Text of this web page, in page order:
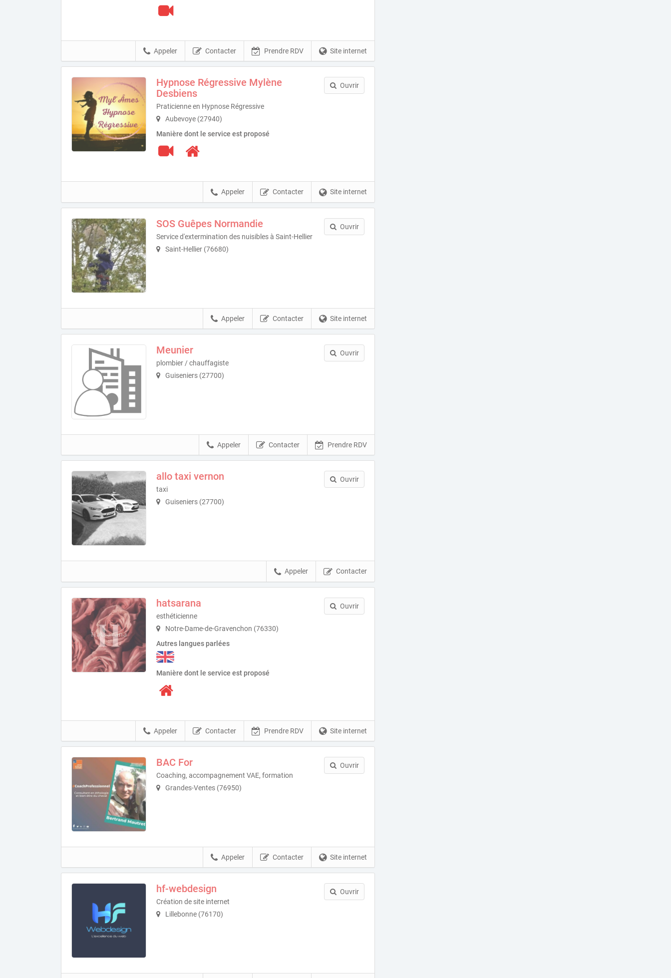
Site internet
Prendre RDV
Contacter
Appeler
Hypnose Régressive Mylène
Desbiens
Praticienne en Hypnose Régressive
Aubevoye (27940)
Manière dont le service est proposé
Ouvrir
Site internet
Contacter
Appeler
SOS Guêpes Normandie
Service d'extermination des nuisibles à Saint-Hellier
Saint-Hellier (76680)
Ouvrir
Site internet
Contacter
Appeler
Meunier
plombier / chauffagiste
Guiseniers (27700)
Ouvrir
Prendre RDV
Contacter
Appeler
allo taxi vernon
taxi
Guiseniers (27700)
Ouvrir
Contacter
Appeler
hatsarana
esthéticienne
Notre-Dame-de-Gravenchon (76330)
Autres langues parlées
Manière dont le service est proposé
Ouvrir
Site internet
Prendre RDV
Contacter
Appeler
BAC For
Coaching, accompagnement VAE, formation
Grandes-Ventes (76950)
Ouvrir
Site internet
Contacter
Appeler
hf-webdesign
Création de site internet
Lillebonne (76170)
Ouvrir